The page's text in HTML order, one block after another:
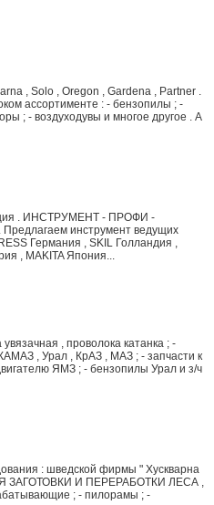
, Solo , Oregon , Gardena , Partner .
ассортименте : - бензопилы ; -
; - воздуходувы и многое другое . А
. ИНСТРУМЕНТ - ПРОФИ -
инструмент ведущих
Германия , SKIL Голландия ,
, MAKITA Япония...
, проволока катанка ; -
, Урал , КрАЗ , МАЗ ; - запчасти к
ЯМЗ ; - бензопилы Урал и з/ч
: шведской фирмы " Хускварна
ЗАГОТОВКИ И ПЕРЕРАБОТКИ ЛЕСА ,
; - пилорамы ; -